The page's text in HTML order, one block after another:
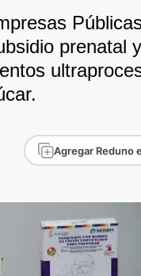
prenatal
Agregar Reduno